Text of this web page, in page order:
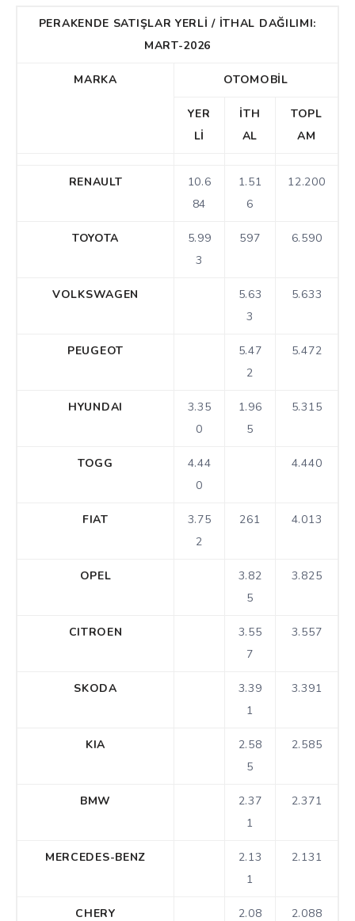
PERAKENDE SATIŞLAR YERLİ / İTHAL DAĞILIMI:
MART-2026
MARKA OTOMOBİL
YER
Lİ
İTH
AL
TOPL
AM
RENAULT
10.6
84
1.51
6
12.200
TOYOTA
5.99
3
597 6.590
VOLKSWAGEN
5.63
3
5.633
PEUGEOT
5.47
2
5.472
HYUNDAI
3.35
0
1.96
5
5.315
TOGG
4.44
0
4.440
FIAT
3.75
2
261 4.013
OPEL
3.82
5
3.825
CITROEN
3.55
7
3.557
SKODA
3.39
1
3.391
KIA
2.58
5
2.585
BMW
2.37
1
2.371
MERCEDES-BENZ
2.13
1
2.131
CHERY
2.08
2.088